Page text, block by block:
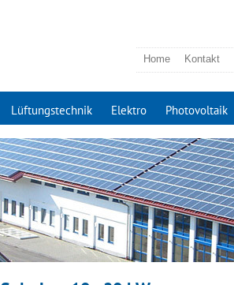
Home Kontakt
Lüftungstechnik Elektro Photovoltaik